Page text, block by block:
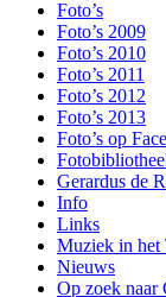
Foto’s
Foto’s 2009
Foto’s 2010
Foto’s 2011
Foto’s 2012
Foto’s 2013
Foto’s op
Gerardus de
Info
Links
Muziek in het
Nieuws
Op zoek naar